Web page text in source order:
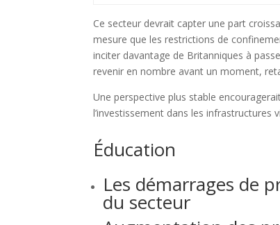
Ce secteur devrait capter une part
mesure que les restrictions de
inciter davantage de Britanniques à
revenir en nombre avant un moment,
Une perspective plus stable
l’investissement dans les infrastructures
Éducation
Les démarrages de
du secteur